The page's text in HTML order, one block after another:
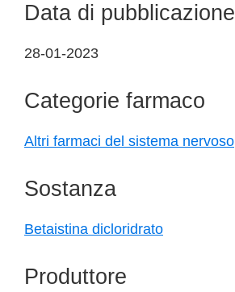
Data di pubblicazione
28-01-2023
Categorie farmaco
Altri farmaci del sistema nervoso
Sostanza
Betaistina dicloridrato
Produttore